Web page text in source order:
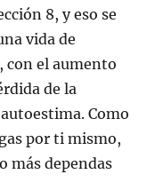
8, y eso se
vida de
con el aumento
de la
Como
por ti mismo,
más dependas